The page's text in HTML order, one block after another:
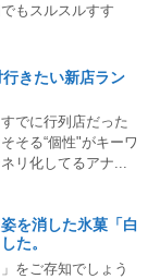
もスルスルすす
きたい新店ラン
でに行列店だった
そる“個性"がキーワ
リ化してるアナ...
を消した氷菓「白
た。
をご存知でしょう